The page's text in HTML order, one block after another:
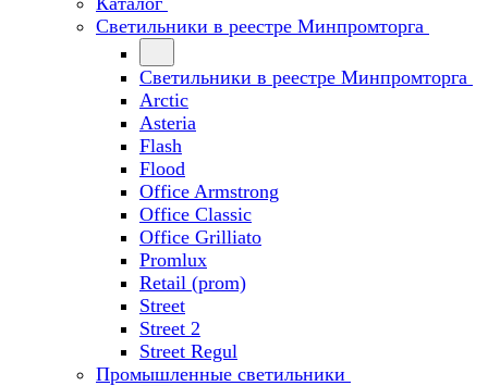
Светильники в реестре Минпромторга
Светильники в реестре Минпромторга
Arctic
Asteria
Flash
Flood
Office Armstrong
Office Classic
Office Grilliato
Promlux
Retail (prom)
Street
Street 2
Street Regul
Промышленные светильники